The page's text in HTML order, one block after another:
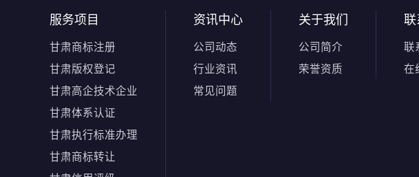
服务项目
甘肃商标注册
甘肃版权登记
甘肃高企技术企业
甘肃体系认证
甘肃执行标准办理
甘肃商标转让
资讯中心
公司动态
行业资讯
常见问题
关于我们
公司简介
荣誉资质
联
在